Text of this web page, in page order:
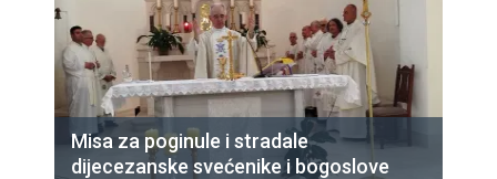
Misa za poginule i stradale
dijecezanske svećenike i bogoslove